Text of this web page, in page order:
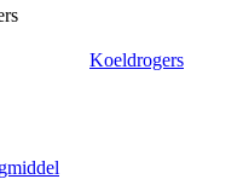
Koeldrogers